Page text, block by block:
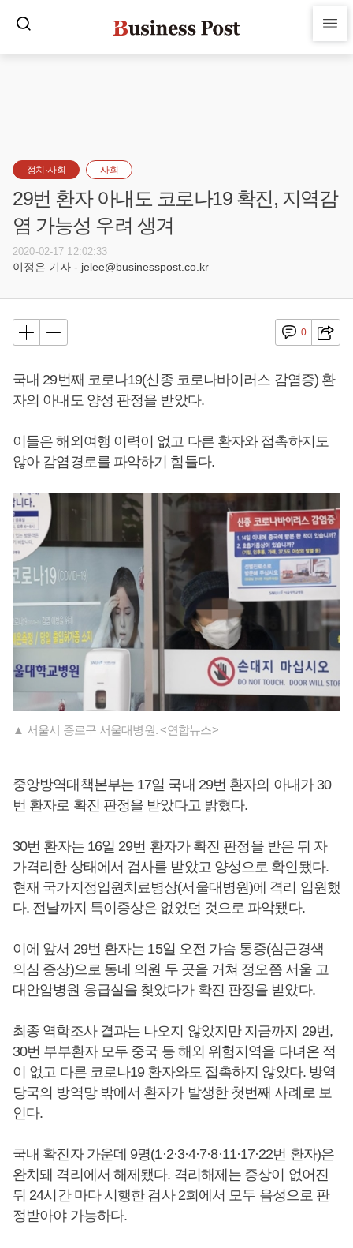
정치·사회 사회
29번 환자 아내도 코로나19 확진, 지역감
염 가능성 우려 생겨
2020-02-17 12:02:33
이정은 기자 - jelee@businesspost.co.kr
0
국내 29번째 코로나19(신종 코로나바이러스 감염증) 환
자의 아내도 양성 판정을 받았다.
이들은 해외여행 이력이 없고 다른 환자와 접촉하지도
않아 감염경로를 파악하기 힘들다.
▲ 서울시 종로구 서울대병원. <연합뉴스>
중앙방역대책본부는 17일 국내 29번 환자의 아내가 30
번 환자로 확진 판정을 받았다고 밝혔다.
30번 환자는 16일 29번 환자가 확진 판정을 받은 뒤 자
가격리한 상태에서 검사를 받았고 양성으로 확인됐다.
현재 국가지정입원치료병상(서울대병원)에 격리 입원했
다. 전날까지 특이증상은 없었던 것으로 파악됐다.
이에 앞서 29번 환자는 15일 오전 가슴 통증(심근경색
의심 증상)으로 동네 의원 두 곳을 거쳐 정오쯤 서울 고
대안암병원 응급실을 찾았다가 확진 판정을 받았다.
최종 역학조사 결과는 나오지 않았지만 지금까지 29번,
30번 부부환자 모두 중국 등 해외 위험지역을 다녀온 적
이 없고 다른 코로나19 환자와도 접촉하지 않았다. 방역
당국의 방역망 밖에서 환자가 발생한 첫번째 사례로 보
인다.
국내 확진자 가운데 9명(1·2·3·4·7·8·11·17·22번 환자)은
완치돼 격리에서 해제됐다. 격리해제는 증상이 없어진
뒤 24시간 마다 시행한 검사 2회에서 모두 음성으로 판
정받아야 가능하다.